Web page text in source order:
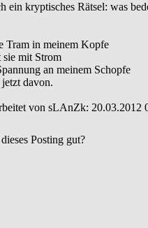
ein kryptisches Rätsel: was
Tram in meinem Kopfe
sie mit Strom
an meinem Schopfe
davon.
von sLAnZk: 20.03.2012
Posting gut?